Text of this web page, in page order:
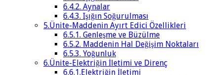
6.4.2. Aynalar
6.4.3. Işığın Soğurulması
5.Ünite-Maddenin Ayırt Edici Özellikleri
6.5.1. Genleşme ve Büzülme
6.5.2. Maddenin Hal Değişim Noktaları
6.5.3. Yoğunluk
6.Ünite-Elektriğin İletimi ve Direnç
6.6.1.Elektriğin İletimi